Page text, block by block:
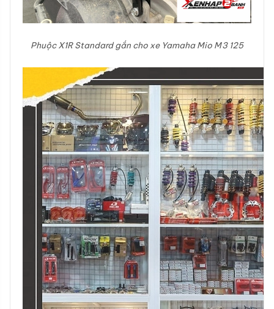
Phuộc X1R Standard gắn cho xe Yamaha Mio M3 125